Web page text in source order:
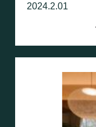
2024.2.01